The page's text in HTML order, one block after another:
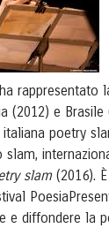
rappresentato
(2012) e Brasile
poetry
slam(2016).
e diffondere la